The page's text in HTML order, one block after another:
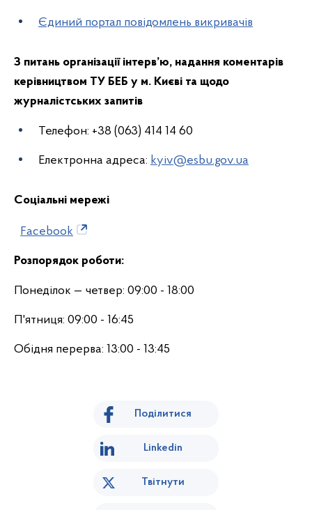
Єдиний портал повідомлень викривачів
З питань організації інтерв’ю, надання коментарів
керівництвом ТУ БЕБ у м. Києві та щодо
журналістських запитів
Телефон: +38 (063) 414 14 60
Електронна адреса: kyiv@esbu.gov.ua
Соціальні мережі
Facebook
Розпорядок роботи:
Понеділок — четвер: 09:00 - 18:00
П'ятниця: 09:00 - 16:45
Обідня перерва: 13:00 - 13:45
Поділитися
Linkedin
Твітнути